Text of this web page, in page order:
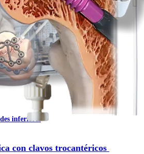
superiores
Fillers
inferiores
con clavos trocantéricos